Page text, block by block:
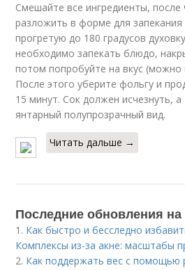
Смешайте все ингредиенты, после
разложить в форме для
прогретую до 180 градусов
необходимо запекать блюдо,
потом попробуйте на вкус (можно
После этого уберите фольгу и
15 минут. Сок должен исчезнуть,
янтарный полупрозрачный вид.
Читать дальше →
Последние обновления на
1. Как быстро и бесследно
Комплексы из-за акне: масштабы
2. Как поддержать вес с помощью